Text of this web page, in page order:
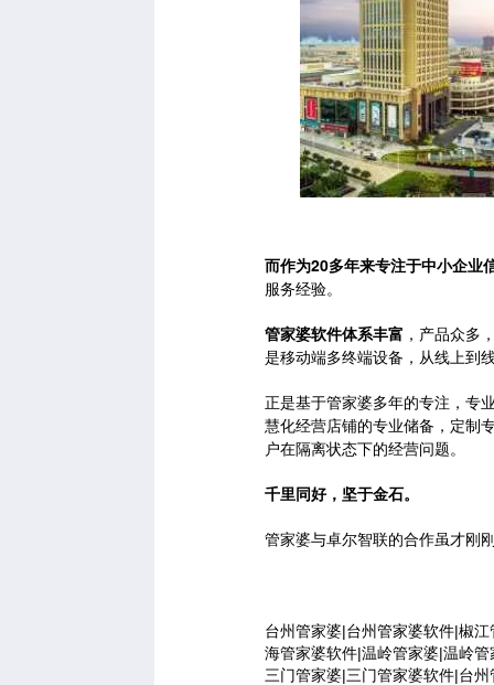
而作为20多年来专注于中小企业
服务经验。
管家婆软件体系丰富 ，产品众多
是移动端多终端设备，从线上到
正是基于管家婆多年的专注，专
慧化经营店铺的专业储备，定制
户在隔离状态下的经营问题。
千里同好，坚于金石。
管家婆与卓尔智联的合作虽才刚
台州管家婆|台州管家婆软件|椒
海管家婆软件|温岭管家婆|温岭
三门管家婆|三门管家婆软件|台